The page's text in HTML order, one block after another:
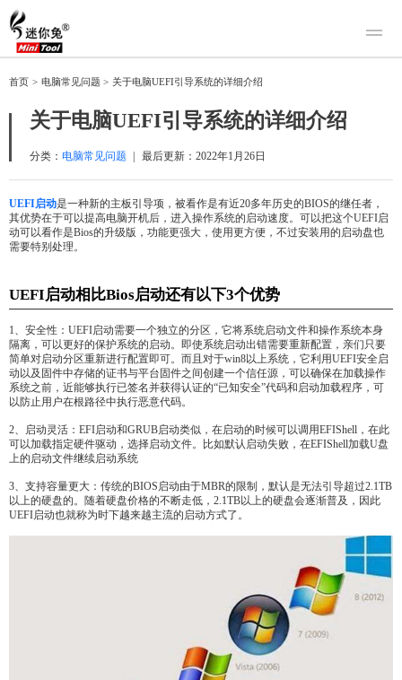
产品
迷你兔分区向导
下载
购买
帮助中心
关于迷你兔
首页 > 电脑常见问题 > 关于电脑UEFI引导系统的详细介绍
关于电脑UEFI引导系统的详细介绍
分类： 电脑常见问题 最后更新： 2022年1月26日
UEFI启动是一种新的主板引导项，被看作是有近20多年历史的BIOS的继任者，
其优势在于可以提高电脑开机后，进入操作系统的启动速度。可以把这个UEFI启
动可以看作是Bios的升级版，功能更强大，使用更方便，不过安装用的启动盘也
需要特别处理。
UEFI启动相比Bios启动还有以下3个优势
1、安全性：UEFI启动需要一个独立的分区，它将系统启动文件和操作系统本身
隔离，可以更好的保护系统的启动。即使系统启动出错需要重新配置，亲们只要
简单对启动分区重新进行配置即可。而且对于win8以上系统，它利用UEFI安全启
动以及固件中存储的证书与平台固件之间创建一个信任源，可以确保在加载操作
系统之前，近能够执行已签名并获得认证的“已知安全”代码和启动加载程序，可
以防止用户在根路径中执行恶意代码。
2、启动灵活：EFI启动和GRUB启动类似，在启动的时候可以调用EFIShell，在此
可以加载指定硬件驱动，选择启动文件。比如默认启动失败，在EFIShell加载U盘
上的启动文件继续启动系统
3、支持容量更大：传统的BIOS启动由于MBR的限制，默认是无法引导超过2.1TB
以上的硬盘的。随着硬盘价格的不断走低，2.1TB以上的硬盘会逐渐普及，因此
UEFI启动也就称为时下越来越主流的启动方式了。